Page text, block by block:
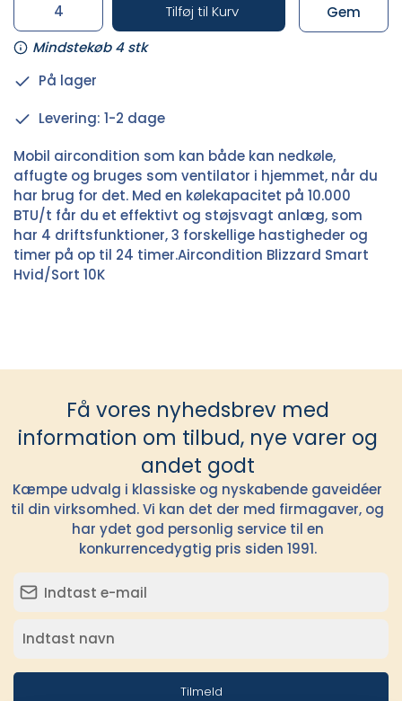
Tilføj til Kurv
Mindstekøb 4 stk
Gem
På lager
Levering: 1-2 dage
Mobil aircondition som kan både kan nedkøle,
affugte og bruges som ventilator i hjemmet, når du
har brug for det. Med en kølekapacitet på 10.000
BTU/t får du et effektivt og støjsvagt anlæg, som
har 4 driftsfunktioner, 3 forskellige hastigheder og
timer på op til 24 timer.Aircondition Blizzard Smart
Hvid/Sort 10K
Få vores nyhedsbrev med
information om tilbud, nye varer og
andet godt
Kæmpe udvalg i klassiske og nyskabende gaveidéer
til din virksomhed. Vi kan det der med firmagaver, og
har ydet god personlig service til en
konkurrencedygtig pris siden 1991.
Tilmeld